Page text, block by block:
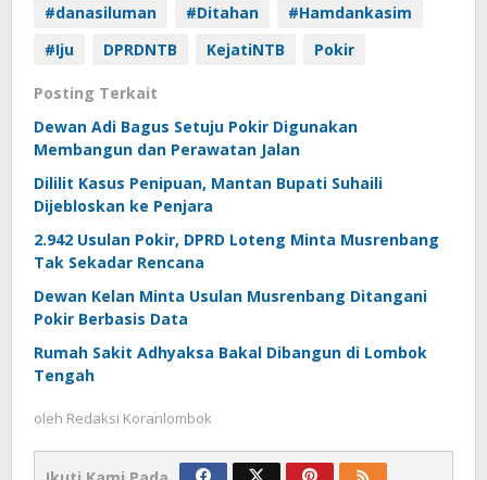
#danasiluman
#Ditahan
#Hamdankasim
#Iju
DPRDNTB KejatiNTB Pokir
Posting Terkait
Dewan Adi Bagus Setuju Pokir Digunakan
Membangun dan Perawatan Jalan
Dililit Kasus Penipuan, Mantan Bupati Suhaili
Dijebloskan ke Penjara
2.942 Usulan Pokir, DPRD Loteng Minta Musrenbang
Tak Sekadar Rencana
Dewan Kelan Minta Usulan Musrenbang Ditangani
Pokir Berbasis Data
Rumah Sakit Adhyaksa Bakal Dibangun di Lombok
Tengah
oleh Redaksi Koranlombok